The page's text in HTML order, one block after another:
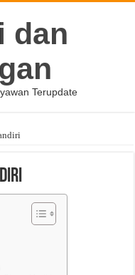
dan
Terupdate